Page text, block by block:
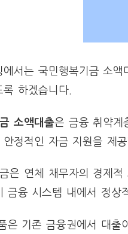
에서는 국민행복기금 소
하겠습니다.
소액대출은 금융 취약계
정적인 자금 지원을 제공
은 연체 채무자의 경제
금융 시스템 내에서 정상
은 기존 금융권에서 대출